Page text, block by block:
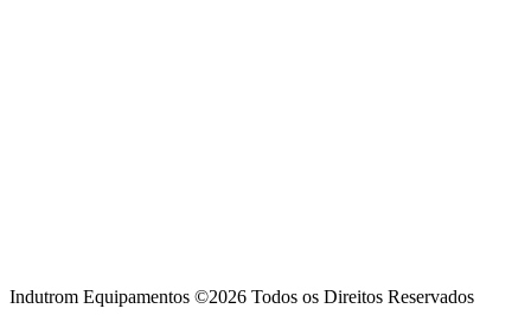
Indutrom Equipamentos ©2026 Todos os Direitos Reservados